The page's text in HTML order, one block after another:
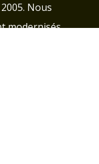
Nous
modernisés,